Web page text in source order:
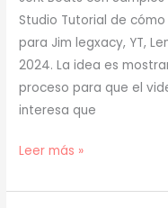
Studio Tutorial de
para Jim legxacy, YT,
2024. La idea es
proceso para que el
interesa que
[
]
Leer más »